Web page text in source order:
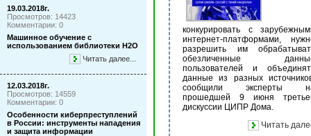
19.03.2018г.
Просмотров: 14423
Комментарии: 0
Машинное обучение с
использованием библиотеки Н2О
Читать далее...
12.03.2018г.
Просмотров: 14559
Комментарии: 0
Особенности киберпреступлений
в России: инструменты нападения
и защита информации
конкурировать с
интернет-платформами,
разрешить им
обезличенные
пользователей и
данные из разных
сообщили эксперты
прошедшей 9 июня
дискуссии ЦИПР Дома.
Читать